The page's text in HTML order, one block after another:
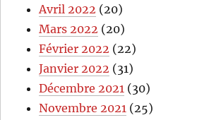
Avril 2022 (20)
Mars 2022 (20)
Février 2022 (22)
Janvier 2022 (31)
Décembre 2021 (30)
Novembre 2021 (25)